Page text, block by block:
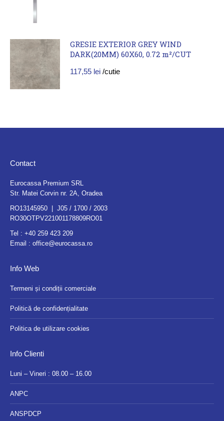
GRESIE EXTERIOR GREY WIND
DARK(20MM) 60X60, 0.72 m²/CUT
117,55 lei /cutie
Contact
Eurocassa Premium SRL
Str. Matei Corvin nr. 2A, Oradea
RO13145950 | J05 / 1700 / 2003
RO30OTPV221001178809RO01
Tel : +40 259 423 209
Email : office@eurocassa.ro
Info Web
Termeni și condiții comerciale
Politică de confidențialitate
Politica de utilizare cookies
Info Clienti
Luni – Vineri : 08.00 – 16.00
ANPC
ANSPDCP